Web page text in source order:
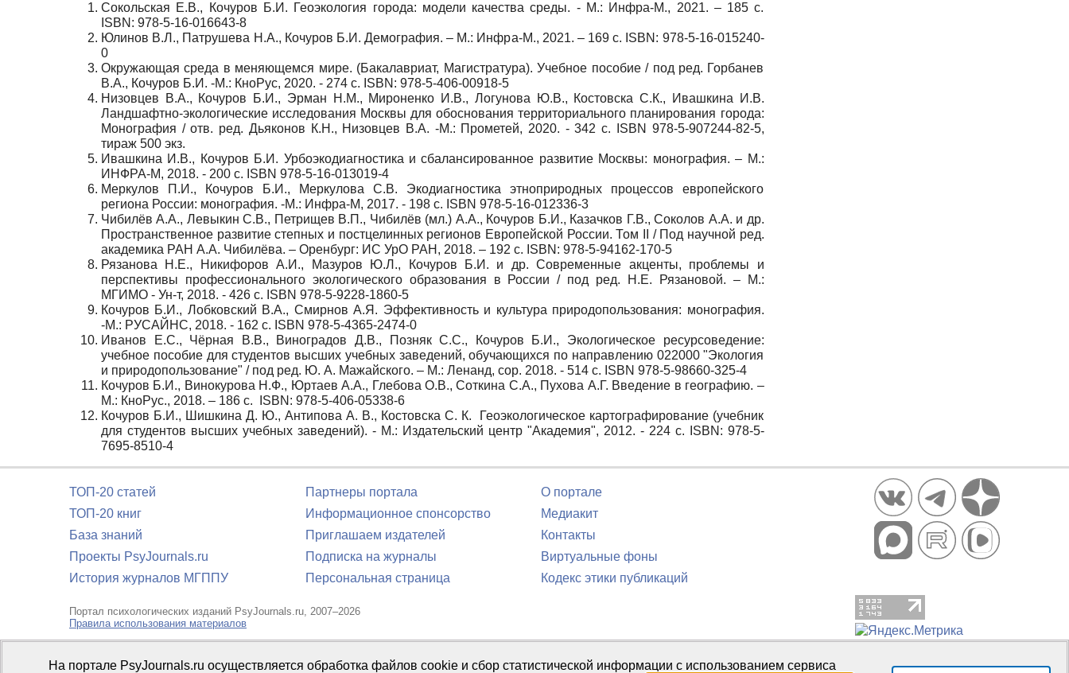
Сокольская Е.В., Кочуров Б.И. Геоэкология города: модели качества среды. - М.: Инфра-М., 2021. – 185 с.
ISBN: 978-5-16-016643-8
Юлинов В.Л., Патрушева Н.А., Кочуров Б.И. Демография. – М.: Инфра-М., 2021. – 169 с. ISBN: 978-5-16-015240-
0
Окружающая среда в меняющемся мире. (Бакалавриат, Магистратура). Учебное пособие / под ред. Горбанев
В.А., Кочуров Б.И. -М.: КноРус, 2020. - 274 с. ISBN: 978-5-406-00918-5
Низовцев В.А., Кочуров Б.И., Эрман Н.М., Мироненко И.В., Логунова Ю.В., Костовска С.К., Ивашкина И.В.
Ландшафтно-экологические исследования Москвы для обоснования территориального планирования города:
Монография / отв. ред. Дьяконов К.Н., Низовцев В.А. -М.: Прометей, 2020. - 342 с. ISBN 978-5-907244-82-5,
тираж 500 экз.
Ивашкина И.В., Кочуров Б.И. Урбоэкодиагностика и сбалансированное развитие Москвы: монография. – М.:
ИНФРА-М, 2018. - 200 с. ISBN 978-5-16-013019-4
Меркулов П.И., Кочуров Б.И., Меркулова С.В. Экодиагностика этноприродных процессов европейского
региона России: монография. -М.: Инфра-М, 2017. - 198 с. ISBN 978-5-16-012336-3
Чибилёв А.А., Левыкин С.В., Петрищев В.П., Чибилёв (мл.) А.А., Кочуров Б.И., Казачков Г.В., Соколов А.А. и др.
Пространственное развитие степных и постцелинных регионов Европейской России. Том II / Под научной ред.
академика РАН А.А. Чибилёва. – Оренбург: ИС УрО РАН, 2018. – 192 с. ISBN: 978-5-94162-170-5
Рязанова Н.Е., Никифоров А.И., Мазуров Ю.Л., Кочуров Б.И. и др. Современные акценты, проблемы и
перспективы профессионального экологического образования в России / под ред. Н.Е. Рязановой. – М.:
МГИМО - Ун-т, 2018. - 426 с. ISBN 978-5-9228-1860-5
Кочуров Б.И., Лобковский В.А., Смирнов А.Я. Эффективность и культура природопользования: монография.
-М.: РУСАЙНС, 2018. - 162 с. ISBN 978-5-4365-2474-0
Иванов Е.С., Чёрная В.В., Виноградов Д.В., Позняк С.С., Кочуров Б.И., Экологическое ресурсоведение:
учебное пособие для студентов высших учебных заведений, обучающихся по направлению 022000 "Экология
и природопользование" / под ред. Ю. А. Мажайского. – М.: Ленанд, cop. 2018. - 514 с. ISBN 978-5-98660-325-4
Кочуров Б.И., Винокурова Н.Ф., Юртаев А.А., Глебова О.В., Соткина С.А., Пухова А.Г. Введение в географию. –
М.: КноРус., 2018. – 186 с. ISBN: 978-5-406-05338-6
Кочуров Б.И., Шишкина Д. Ю., Антипова А. В., Костовска С. К. Геоэкологическое картографирование (учебник
для студентов высших учебных заведений). - М.: Издательский центр "Академия", 2012. - 224 с. ISBN: 978-5-
7695-8510-4
ТОП-20 статей
ТОП-20 книг
База знаний
Проекты PsyJournals.ru
История журналов МГППУ
Партнеры портала
Информационное спонсорство
Приглашаем издателей
Подписка на журналы
Персональная страница
О портале
Медиакит
Контакты
Виртуальные фоны
Кодекс этики публикаций
Портал психологических изданий PsyJournals.ru, 2007–2026
Правила использования материалов
Свидетельство регистрации СМИЭл № ФС77-66447 от 14 июля 2016 г.
Издатель:ФГБОУ ВО МГППУ
На портале PsyJournals.ru осуществляется обработка файлов cookie и сбор статистической информации с использованием сервиса